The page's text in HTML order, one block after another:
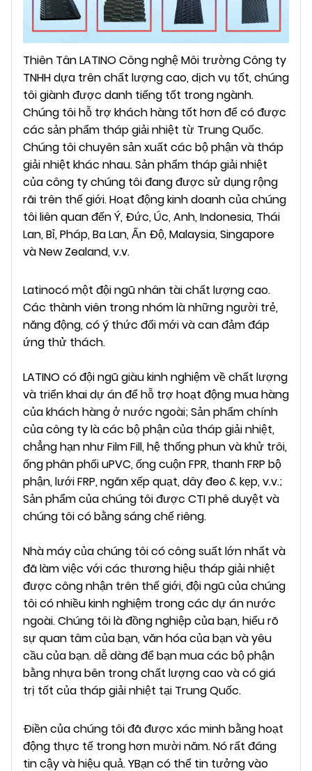
Thiên Tân LATINO Công nghệ Môi trường Công ty
TNHH dựa trên chất lượng cao, dịch vụ tốt, chúng
tôi giành được danh tiếng tốt trong ngành.
Chúng tôi hỗ trợ khách hàng tốt hơn để có được
các sản phẩm tháp giải nhiệt từ Trung Quốc.
Chúng tôi chuyên sản xuất các bộ phận và tháp
giải nhiệt khác nhau. Sản phẩm tháp giải nhiệt
của công ty chúng tôi đang được sử dụng rộng
rãi trên thế giới. Hoạt động kinh doanh của chúng
tôi liên quan đến Ý, Đức, Úc, Anh, Indonesia, Thái
Lan, Bỉ, Pháp, Ba Lan, Ấn Độ, Malaysia, Singapore
và New Zealand, v.v.
Latinocó một đội ngũ nhân tài chất lượng cao.
Các thành viên trong nhóm là những người trẻ,
năng động, có ý thức đổi mới và can đảm đáp
ứng thử thách.
LATINO có đội ngũ giàu kinh nghiệm về chất lượng
và triển khai dự án để hỗ trợ hoạt động mua hàng
của khách hàng ở nước ngoài; Sản phẩm chính
của công ty là các bộ phận của tháp giải nhiệt,
chẳng hạn như Film Fill, hệ thống phun và khử trôi,
ống phân phối uPVC, ống cuộn FPR, thanh FRP bộ
phận, lưới FRP, ngăn xếp quạt, dây đeo & kẹp, v.v.;
Sản phẩm của chúng tôi được CTI phê duyệt và
chúng tôi có bằng sáng chế riêng.
Nhà máy của chúng tôi có công suất lớn nhất và
đã làm việc với các thương hiệu tháp giải nhiệt
được công nhận trên thế giới, đội ngũ của chúng
tôi có nhiều kinh nghiệm trong các dự án nước
ngoài. Chúng tôi là đồng nghiệp của bạn, hiểu rõ
sự quan tâm của bạn, văn hóa của bạn và yêu
cầu của bạn. dễ dàng để bạn mua các bộ phận
bằng nhựa bên trong chất lượng cao và có giá
trị tốt của tháp giải nhiệt tại Trung Quốc.
Điền của chúng tôi đã được xác minh bằng hoạt
động thực tế trong hơn mười năm. Nó rất đáng
tin cậy và hiệu quả.YBạn có thể tin tưởng vào